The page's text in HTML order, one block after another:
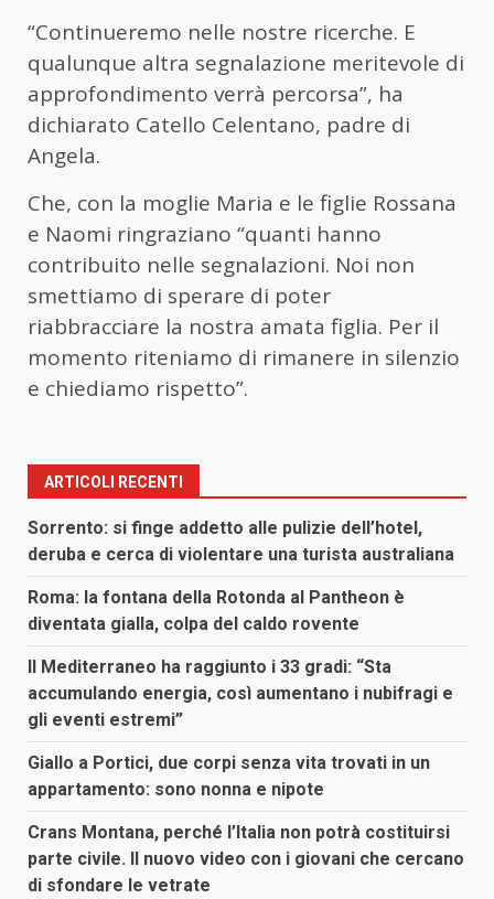
“Continueremo nelle nostre ricerche. E
qualunque altra segnalazione meritevole di
approfondimento verrà percorsa”, ha
dichiarato Catello Celentano, padre di
Angela.
Che, con la moglie Maria e le figlie Rossana
e Naomi ringraziano “quanti hanno
contribuito nelle segnalazioni. Noi non
smettiamo di sperare di poter
riabbracciare la nostra amata figlia. Per il
momento riteniamo di rimanere in silenzio
e chiediamo rispetto”.
ARTICOLI RECENTI
Sorrento: si finge addetto alle pulizie dell’hotel,
deruba e cerca di violentare una turista australiana
Roma: la fontana della Rotonda al Pantheon è
diventata gialla, colpa del caldo rovente
Il Mediterraneo ha raggiunto i 33 gradi: “Sta
accumulando energia, così aumentano i nubifragi e
gli eventi estremi”
Giallo a Portici, due corpi senza vita trovati in un
appartamento: sono nonna e nipote
Crans Montana, perché l’Italia non potrà costituirsi
parte civile. Il nuovo video con i giovani che cercano
di sfondare le vetrate